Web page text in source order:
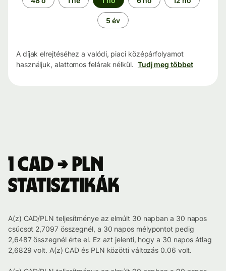
5 év
A díjak elrejtéséhez a valódi, piaci középárfolyamot
használjuk, alattomos felárak nélkül. Tudj meg többet
1 CAD → PLN
statisztikák
A(z) CAD/PLN teljesítménye az elmúlt 30 napban a 30 napos
csúcsot 2,7097 összegnél, a 30 napos mélypontot pedig
2,6487 összegnél érte el. Ez azt jelenti, hogy a 30 napos átlag
2,6829 volt. A(z) CAD és PLN közötti változás 0.06 volt.